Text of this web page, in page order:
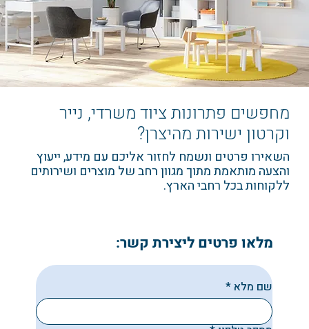
מלאו פרטים ליצירת קשר:
שם מלא *
מחפשים פתרונות ציוד משרדי, נייר
וקרטון ישירות מהיצרן?
השאירו פרטים ונשמח לחזור אליכם עם מידע, ייעוץ
והצעה מותאמת מתוך מגוון רחב של מוצרים ושירותים
ללקוחות בכל רחבי הארץ.